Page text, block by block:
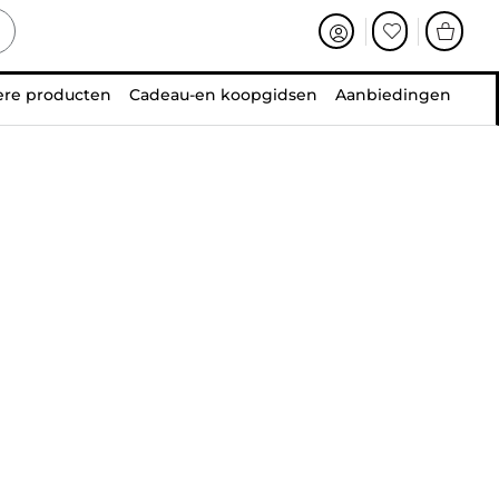
producten Cadeau-en koopgidsen Aanbiedingen